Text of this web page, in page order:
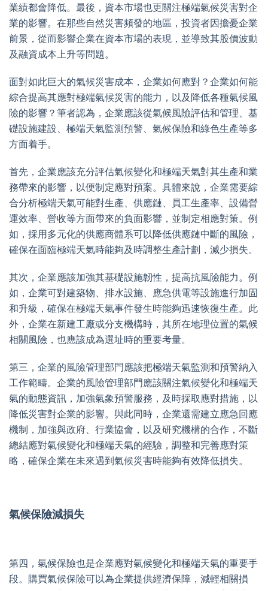
業績都會降低。最後，資本市場也更關注極端氣候災害對企
業的影響。在那些自然災害頻發的地區，投資者因擔憂企業
前景，從而影響企業在資本市場的表現，並導致其股價波動
及融資成本上升等問題。
面對如此巨大的氣候災害成本，企業如何應對？企業如何能
綜合提高其應對極端氣候災害的能力，以及降低各種氣候風
險的影響？筆者認為，企業應該從氣候風險評估和管理、基
礎設施建設、極端天氣監測預警、氣候保險和綠色生產等多
方面着手。
首先，企業應該充分評估氣候變化和極端天氣對其生產和業
務帶來的影響，以便制定應對預案。具體來說，企業需要綜
合分析極端天氣可能對生產、供應鏈、員工生產率、設備營
運效率、營收等方面帶來的負面影響，並制定相應對策。例
如，採用多元化的供應商體系可以降低供應鏈中斷的風險，
確保在面臨極端天氣時能夠及時調整生產計劃，減少損失。
其次，企業應該加強其基礎設施韌性，提高抗風險能力。例
如，企業可對建築物、排水設施、應急供電等設施進行加固
和升級，確保在極端天氣事件發生時能夠迅速恢復生產。此
外，企業在新建工廠或分支機構時，其所在地理位置的氣候
相關風險，也應該成為選址時的重要考量。
第三，企業的風險管理部門應該把極端天氣監測和預警納入
工作範疇。企業的風險管理部門應該關注氣候變化和極端天
氣的動態資訊，加強氣象預警服務，及時採取應對措施，以
降低災害對企業的影響。與此同時，企業還需建立應急回應
機制，加強與政府、行業協會，以及研究機構的合作，不斷
總結應對氣候變化和極端天氣的經驗，調整和完善應對策
略，確保企業在未來遇到氣候災害時能夠有效降低損失。
氣候保險減損失
第四，氣候保險也是企業應對氣候變化和極端天氣的重要手
段。購買氣候保險可以為企業提供經濟保障，減輕相關損